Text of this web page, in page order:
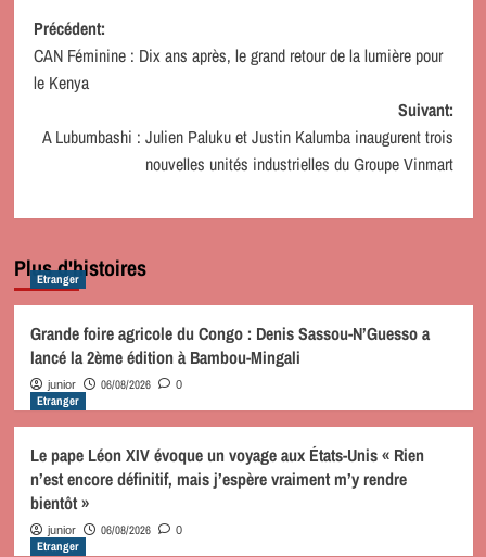
Navigation
d’article
Précédent:
CAN Féminine : Dix ans après, le grand retour de la lumière pour
le Kenya
Suivant:
A Lubumbashi : Julien Paluku et Justin Kalumba inaugurent trois
nouvelles unités industrielles du Groupe Vinmart
Plus d'histoires
Etranger
Grande foire agricole du Congo : Denis Sassou-N’Guesso a
lancé la 2ème édition à Bambou-Mingali
junior 06/08/2026 0
Etranger
Le pape Léon XIV évoque un voyage aux États-Unis « Rien
n’est encore définitif, mais j’espère vraiment m’y rendre
bientôt »
junior 06/08/2026 0
Etranger